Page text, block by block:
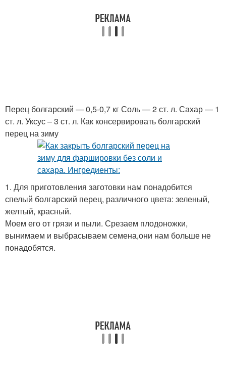
Перец болгарский — 0,5-0,7 кг Соль — 2 ст. л. Сахар — 1
ст. л. Уксус – 3 ст. л. Как консервировать болгарский
перец на зиму
1. Для приготовления заготовки нам понадобится
спелый болгарский перец, различного цвета: зеленый,
желтый, красный.
Моем его от грязи и пыли. Срезаем плодоножки,
вынимаем и выбрасываем семена,они нам больше не
понадобятся.